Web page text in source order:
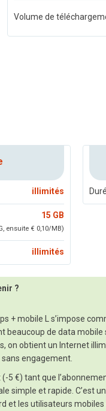
Volume de
illimités
15 GB
ensuite € 0,10/MB)
illimités
?
+ mobile L s’impose
beaucoup de data
on obtient un Internet
engagement.
(-5 €) tant que
simple et rapide. C’est
et les utilisateurs